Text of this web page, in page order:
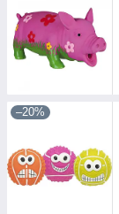
–20%